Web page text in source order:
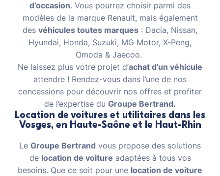
d’occasion. Vous pourrez choisir parmi des
modèles de la marque Renault, mais également
des véhicules toutes marques : Dacia, Nissan,
Hyundai, Honda, Suzuki, MG Motor, X-Peng,
Omoda & Jaecoo.
Ne laissez plus votre projet d’achat d’un véhicule
attendre ! Rendez-vous dans l’une de nos
concessions pour découvrir nos offres et profiter
de l’expertise du Groupe Bertrand.
Location de voitures et utilitaires dans les
Vosges, en Haute-Saône et le Haut-Rhin
Le Groupe Bertrand vous propose des solutions
de location de voiture adaptées à tous vos
besoins. Que ce soit pour une location de voiture